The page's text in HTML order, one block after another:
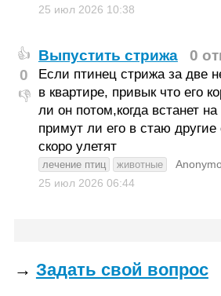
25 июл 2026 10:38
👍
0
👎
Выпустить стрижа 0
Если птинец стрижа за две
в квартире, привык что его
ли он потом,когда встанет
примут ли его в стаю
скоро улетят
лечение птиц животные
25 июл 2026 06:44
→ Задать свой вопрос